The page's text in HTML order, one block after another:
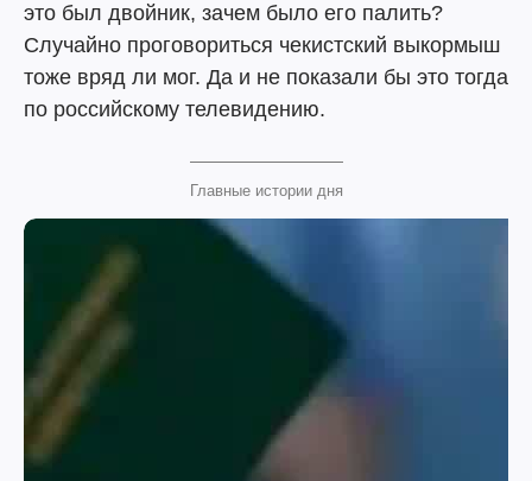
это был двойник, зачем было его палить?
Случайно проговориться чекистский выкормыш
тоже вряд ли мог. Да и не показали бы это тогда
по российскому телевидению.
Главные истории дня